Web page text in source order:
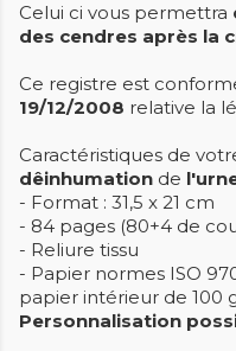
Celui ci vous permettra
des cendres après la
Ce registre est
19/12/2008 relative la
Caractéristiques de
dêinhumation de
- Format : 31,5 x 21 cm
- 84 pages (80+4 de
- Reliure tissu
- Papier normes ISO
papier intérieur de 100
Personnalisation